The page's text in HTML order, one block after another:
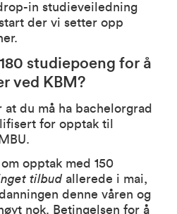
in studieveiledning
der vi setter opp
studiepoeng for å
ved KBM?
at du må ha bachelorgrad
for opptak til
opptak med 150
tilbud allerede i mai,
denne våren og
nok. Betingelsen for å